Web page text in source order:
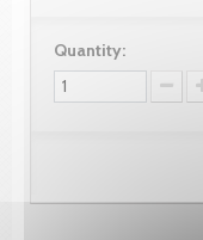
Quantity: